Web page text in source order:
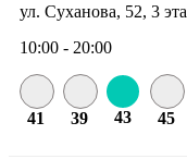
ул. Суханова, 52, 3
10:00 - 20:00
41 39 43 45